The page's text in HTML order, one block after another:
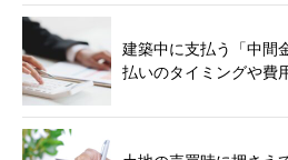
建築中に支払う「中間
払いのタイミングや費